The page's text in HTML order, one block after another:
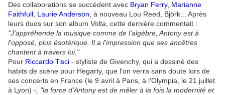
Des collaborations se succèdent avec Bryan Ferry, Marianne
Faithfull Laurie Anderson , à nouveau Lou Reed, Björk... Après
leurs duos sur son album Volta , cette dernière commentait :
"J'appréhende la musique comme de l'algèbre, Antony est à
l'opposé, plus ésotérique. Il a l'impression que ses ancêtres
chantent à travers lui."
Pour Riccardo Tisci - styliste de Givenchy, qui a dessiné des
habits de scène pour Hegarty, que l'on verra sans doute lors de
ses concerts en France (le 9 avril à Paris, à l'Olympia, le 21 juillet
à Lyon) -, "la force d'Antony est de mêler à la fois la modernité et